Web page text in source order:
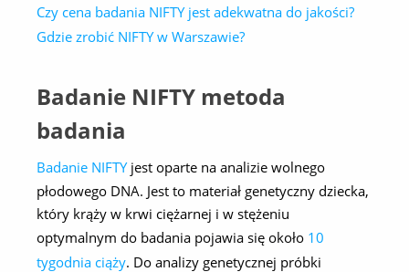
Czy cena badania NIFTY jest adekwatna do jakości?
Gdzie zrobić NIFTY w Warszawie?
Badanie NIFTY metoda
badania
Badanie NIFTYjest oparte na analizie wolnego
płodowego DNA. Jest to materiał genetyczny dziecka,
który krąży w krwi ciężarnej i w stężeniu
optymalnym do badania pojawia się około 10
tygodnia ciąży. Do analizy genetycznej próbki